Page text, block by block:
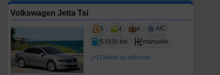
Volkswagen Jetta Tsi
5 4 4
A/C
5 l/100 km
manuelle
[+] Détails du véhicule